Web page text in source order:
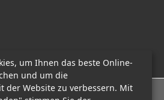
um Ihnen das beste Online-
und um die
der Website zu verbessern. Mit